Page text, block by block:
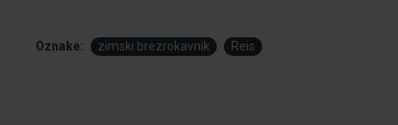
Oznake: zimski brezrokavnik Reis